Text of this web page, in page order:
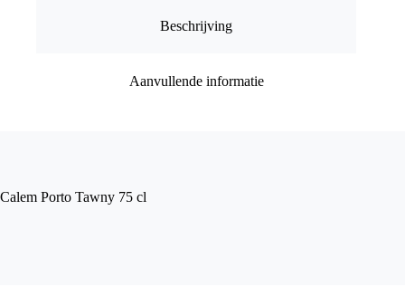
Beschrijving
Aanvullende informatie
Calem Porto Tawny 75 cl